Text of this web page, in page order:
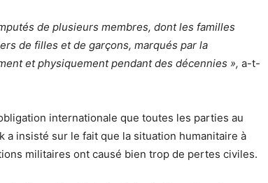
de plusieurs membres, dont les familles
de filles et de garçons, marqués par la
et physiquement pendant des décennies », a-t-
internationale que toutes les parties au
insisté sur le fait que la situation humanitaire à
militaires ont causé bien trop de pertes civiles.